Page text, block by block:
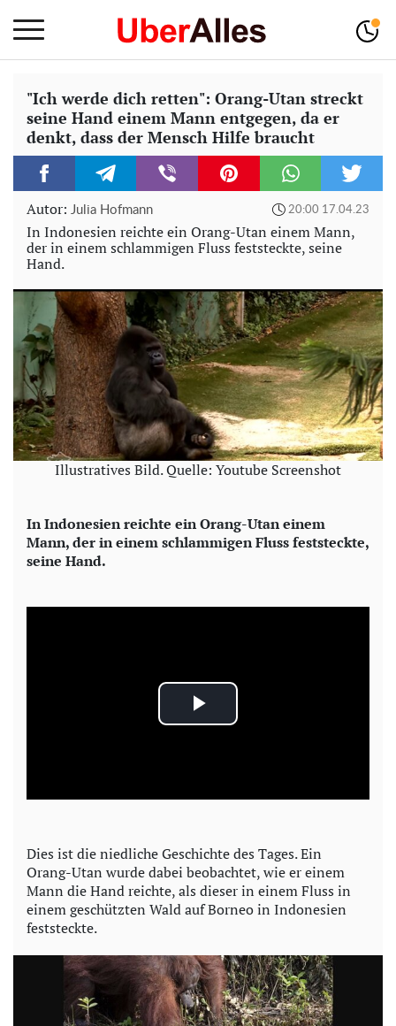
"Ich werde dich retten": Orang-Utan streckt
seine Hand einem Mann entgegen, da er
denkt, dass der Mensch Hilfe braucht
Autor: Julia Hofmann 20:00 17.04.23
In Indonesien reichte ein Orang-Utan einem Mann,
der in einem schlammigen Fluss feststeckte, seine
Hand.
Illustratives Bild. Quelle: Youtube Screenshot
In Indonesien reichte ein Orang-Utan einem
Mann, der in einem schlammigen Fluss feststeckte,
seine Hand.
P
a
y
V
i
d
e
Dies ist die niedliche Geschichte des Tages. Ein
Orang-Utan wurde dabei beobachtet, wie er einem
Mann die Hand reichte, als dieser in einem Fluss in
einem geschützten Wald auf Borneo in Indonesien
feststeckte.